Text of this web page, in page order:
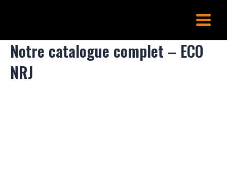
Menu
Notre catalogue complet – ECO
NRJ